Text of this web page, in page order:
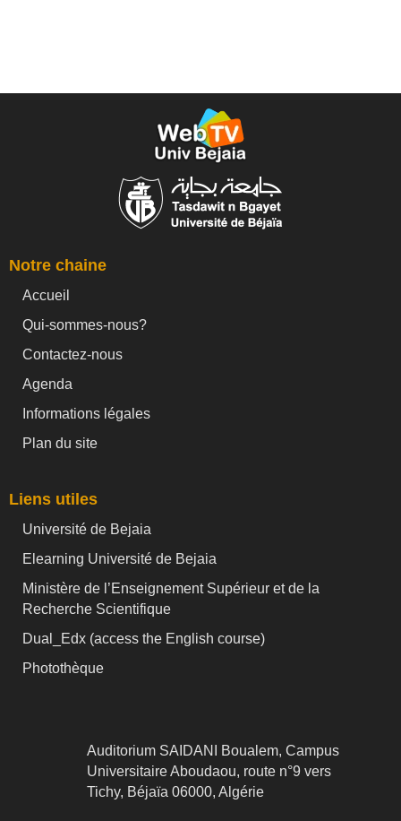
Notre chaine
Accueil
Qui-sommes-nous?
Contactez-nous
Agenda
Informations légales
Plan du site
Liens utiles
Université de Bejaia
Elearning Université de Bejaia
Ministère de l’Enseignement Supérieur et de la
Recherche Scientifique
Dual_Edx (access the English course)
Photothèque
Auditorium SAIDANI Boualem, Campus
Universitaire Aboudaou, route n°9 vers
Tichy, Béjaïa 06000, Algérie